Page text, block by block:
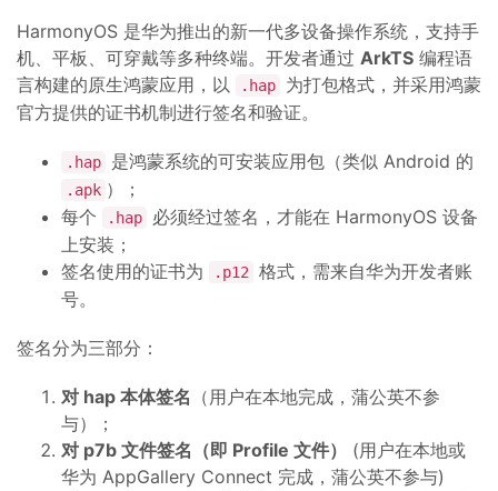
HarmonyOS 是华为推出的新一代多设备操作系统，支持手
机、平板、可穿戴等多种终端。开发者通过 ArkTS 编程语
言构建的原生鸿蒙应用，以
.hap
为打包格式，并采用鸿蒙
官方提供的证书机制进行签名和验证。
.hap 是鸿蒙系统的可安装应用包（类似 Android 的
.apk ）；
每个
.hap
必须经过签名，才能在 HarmonyOS 设备
上安装；
签名使用的证书为
.p12
格式，需来自华为开发者账
号。
签名分为三部分：
对 hap 本体签名 （用户在本地完成，蒲公英不参
与）；
对 p7b 文件签名（即 Profile 文件）
(用户在本地或
华为 AppGallery Connect 完成，蒲公英不参与)